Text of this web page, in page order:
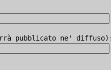
pubblicato ne' diffuso):